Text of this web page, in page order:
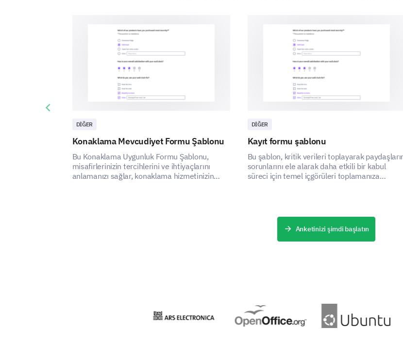
GÜCÜNÜ KAYNAĞI
DIĞER
Konaklama Mevcudiyet Formu Şablonu
Bu Konaklama Uygunluk Formu Şablonu,
misafirlerinizin tercihlerini ve ihtiyaçlarını
anlamanızı sağlar, konaklama hizmetinizin
DIĞER
Kayıt formu şablonu
Bu şablon, kritik verileri toplayarak
sorunlarını ele alarak daha etkili bir kabul
süreci için temel içgörüleri toplamanıza
Previous slide
Anketinizi şimdi başlatın